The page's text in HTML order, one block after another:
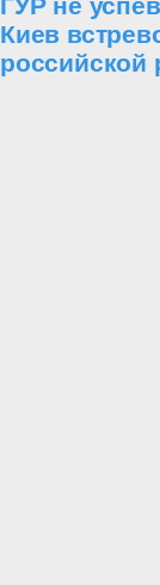
Киев
российской